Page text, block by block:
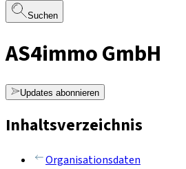
Suchen
AS4immo GmbH
Updates abonnieren
Inhaltsverzeichnis
Organisationsdaten